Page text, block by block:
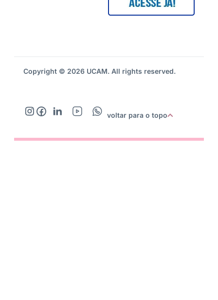
Copyright © 2026 UCAM. All rights reserved.
voltar para o topo